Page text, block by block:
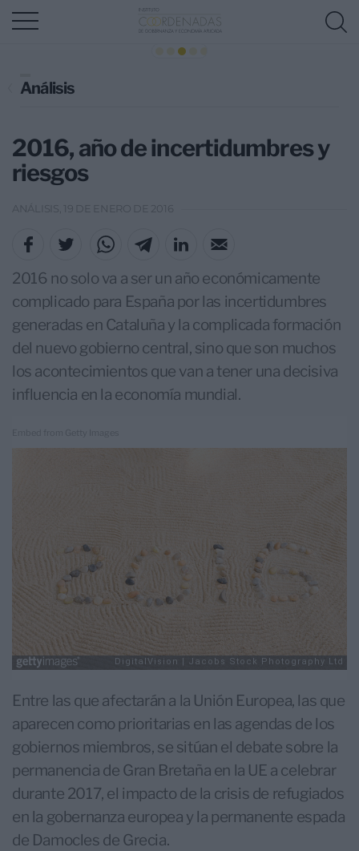
Análisis
2016, año de incertidumbres y
riesgos
ANÁLISIS, 19 DE ENERO DE 2016
2016 no solo va a ser un año económicamente
complicado para España por las incertidumbres
generadas en Cataluña y la complicada formación
del nuevo gobierno central, sino que son muchos
los acontecimientos que van a tener una decisiva
influencia en la economía mundial.
Entre las que afectarán a la Unión Europea, las que
aparecen como prioritarias en las agendas de los
gobiernos miembros, se sitúan el debate sobre la
permanencia de Gran Bretaña en la UE a celebrar
durante 2017, el impacto de la crisis de refugiados
en la gobernanza europea y la permanente espada
de Damocles de Grecia.